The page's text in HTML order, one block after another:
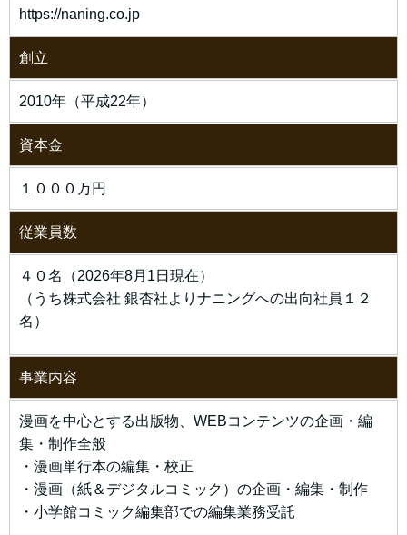
https://naning.co.jp
創立
2010年（平成22年）
資本金
１０００万円
従業員数
４０名（2026年8月1日現在）
（うち株式会社 銀杏社よりナニングへの出向社員１２
名）
事業内容
漫画を中心とする出版物、WEBコンテンツの企画・編
集・制作全般
・漫画単行本の編集・校正
・漫画（紙＆デジタルコミック）の企画・編集・制作
・小学館コミック編集部での編集業務受託